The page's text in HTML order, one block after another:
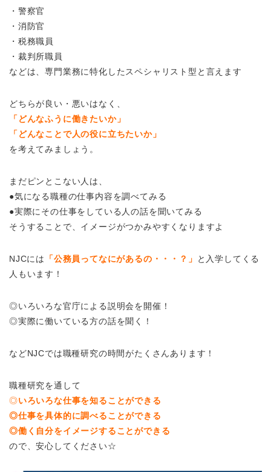
・警察官
・消防官
・税務職員
・裁判所職員
などは、専門業務に特化したスペシャリスト型と言えます
どちらが良い・悪いはなく、
「どんなふうに働きたいか」
「どんなことで人の役に立ちたいか」
を考えてみましょう。
まだピンとこない人は、
●気になる職種の仕事内容を調べてみる
●実際にその仕事をしている人の話を聞いてみる
そうすることで、イメージがつかみやすくなりますよ
NJCには 「公務員ってなにがあるの・・・？」
と入学してくる
人もいます！
◎いろいろな官庁による説明会を開催！
◎実際に働いている方の話を聞く！
などNJCでは職種研究の時間がたくさんあります！
職種研究を通して
◎いろいろな仕事を知ることができる
◎仕事を具体的に調べることができる
◎働く自分をイメージすることができる
ので、安心してください☆